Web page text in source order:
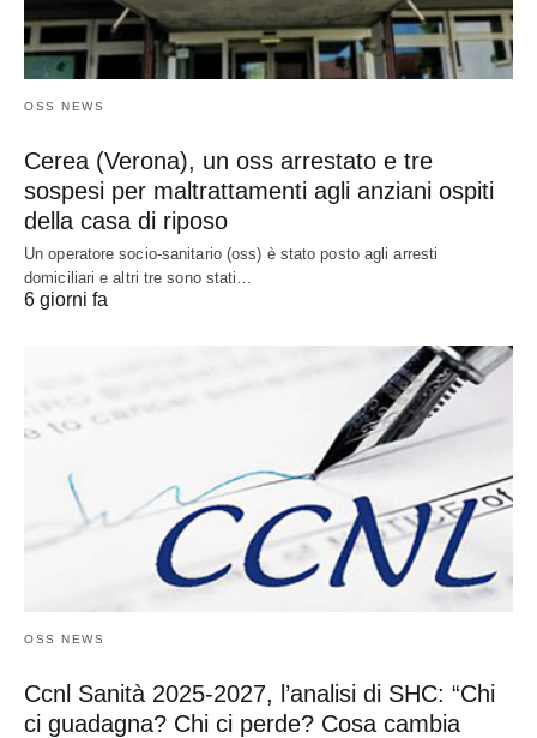
OSS NEWS
Cerea (Verona), un oss arrestato e tre
sospesi per maltrattamenti agli anziani ospiti
della casa di riposo
Un operatore socio-sanitario (oss) è stato posto agli arresti
domiciliari e altri tre sono stati…
6 giorni fa
OSS NEWS
Ccnl Sanità 2025-2027, l’analisi di SHC: “Chi
ci guadagna? Chi ci perde? Cosa cambia